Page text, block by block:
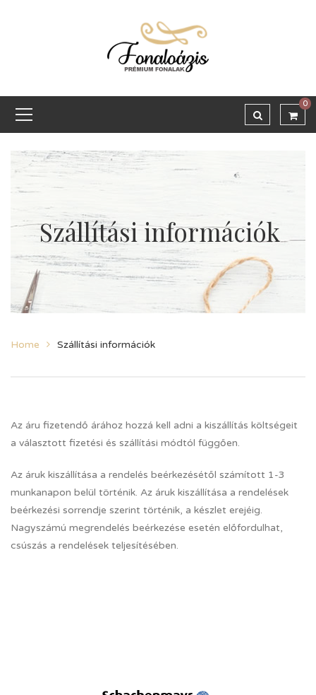
0
Szállítási információk
Home Szállítási információk
Az áru fizetendő árához hozzá kell adni a kiszállítás költségeit
a választott fizetési és szállítási módtól függően.
Az áruk kiszállítása a rendelés beérkezésétől számított 1-3
munkanapon belül történik. Az áruk kiszállítása a rendelések
beérkezési sorrendje szerint történik, a készlet erejéig.
Nagyszámú megrendelés beérkezése esetén előfordulhat,
csúszás a rendelések teljesítésében.